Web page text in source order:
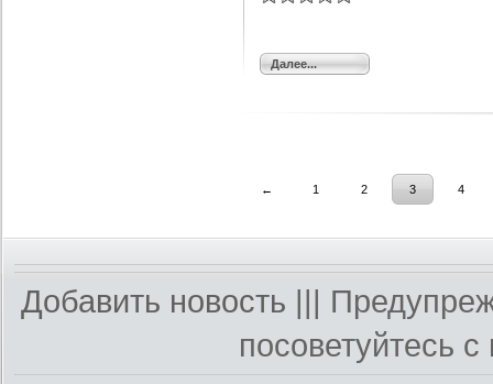
Далее...
← 1 2 3 4
Добавить новость |||
посоветуйтесь